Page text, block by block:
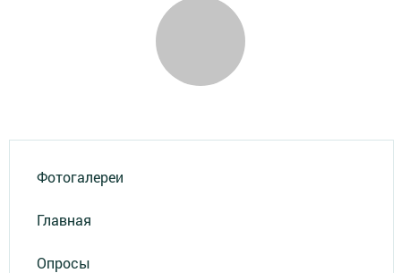
Фотогалереи
Главная
Опросы